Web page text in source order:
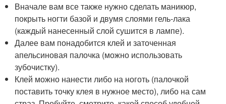
Вначале вам все также нужно сделать маникюр,
покрыть ногти базой и двумя слоями гель-лака
(каждый нанесенный слой сушится в лампе).
Далее вам понадобится клей и заточенная
апельсиновая палочка (можно использовать
зубочистку).
Клей можно нанести либо на ноготь (палочкой
поставить точку клея в нужное место), либо на сам